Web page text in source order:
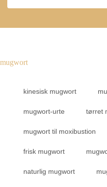
mugwort
kinesisk mugwort
mugwort-urte tørret
mugwort til moxibustion
frisk mugwort
naturlig mugwort